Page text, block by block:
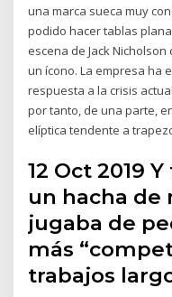
una marca sueca muy
podido hacer tablas
escena de Jack
un ícono. La empresa ha
respuesta a la crisis
por tanto, de una parte,
elíptica tendente a
12 Oct 2019
un hacha de
jugaba de
más
trabajos